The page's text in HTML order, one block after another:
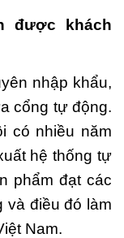
được khách
nhập khẩu,
cổng tự động.
có nhiều năm
hệ thống tự
phẩm đạt các
và điều đó làm
Nam.